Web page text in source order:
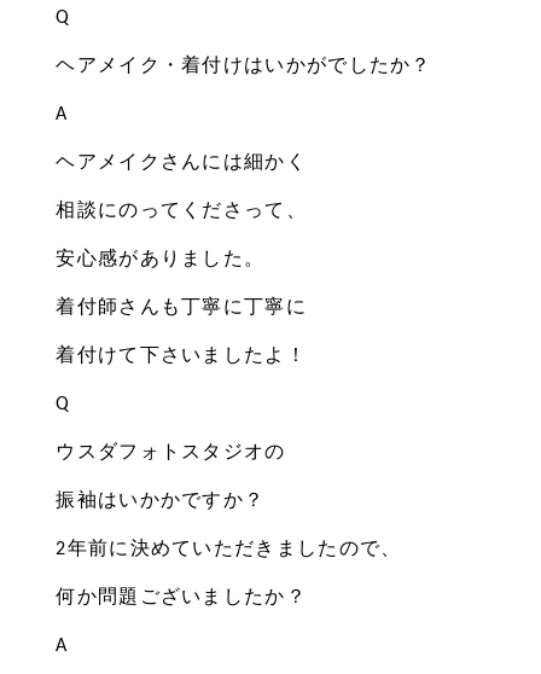
Q
ヘアメイク・着付けはいかがでしたか？
A
ヘアメイクさんには細かく
相談にのってくださって、
安心感がありました。
着付師さんも丁寧に丁寧に
着付けて下さいましたよ！
Q
ウスダフォトスタジオの
振袖はいかかですか？
2年前に決めていただきましたので、
何か問題ございましたか？
A